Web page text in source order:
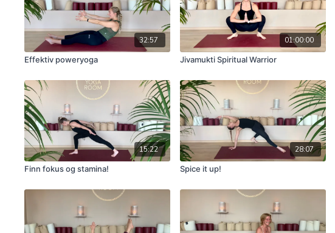
32:57
Effektiv poweryoga
01:00:00
Jivamukti Spiritual Warrior
15:22
Finn fokus og stamina!
28:07
Spice it up!